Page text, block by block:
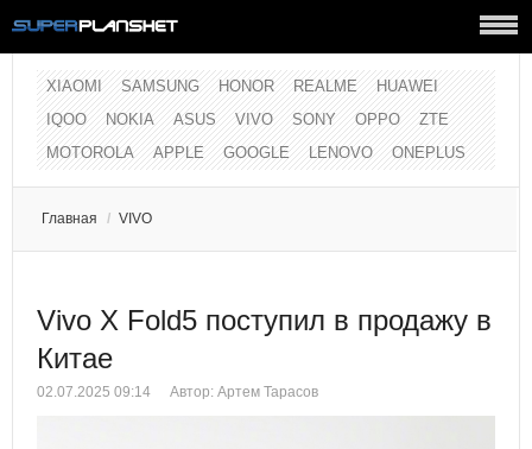
XIAOMI SAMSUNG HONOR REALME
HUAWEI
IQOO
NOKIA ASUS VIVO SONY OPPO
ZTE
MOTOROLA
APPLE GOOGLE LENOVO ONEPLUS
Главная / VIVO
Vivo X Fold5 поступил в продажу в
Китае
02.07.2025 09:14 Автор: Артем Тарасов